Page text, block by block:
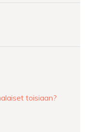
toisiaan?